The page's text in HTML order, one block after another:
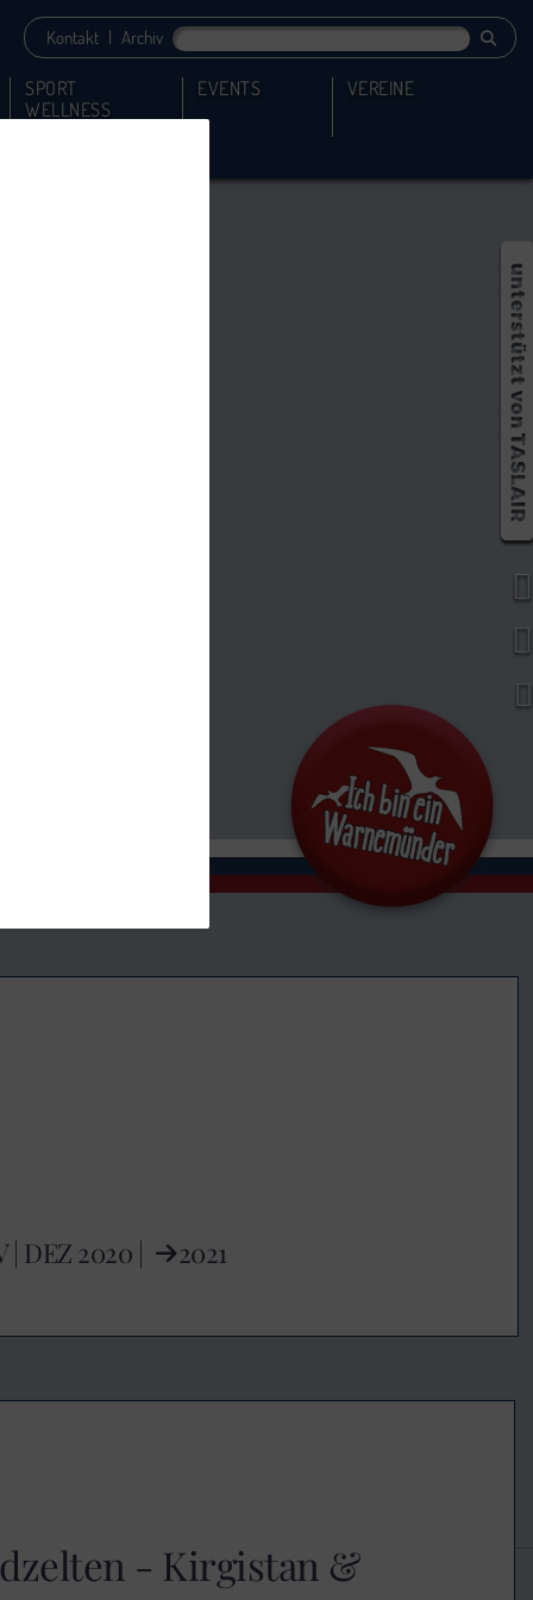
Kontakt | Archiv
SPORT
WELLNESS
EVENTS VEREINE
| DEZ 2020 | 2021
- Kirgistan &